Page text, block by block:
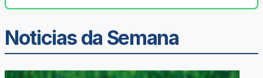
Noticias da Semana